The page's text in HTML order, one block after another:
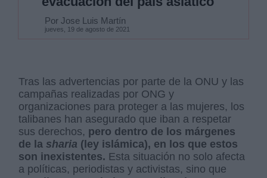
Por Jose Luis Martín
jueves, 19 de agosto de 2021
Tras las advertencias por parte de la ONU y las
campañas realizadas por ONG y
organizaciones para proteger a las mujeres, los
talibanes han asegurado que iban a respetar
sus derechos, pero dentro de los márgenes
de la sharia (ley islámica), en los que estos
son inexistentes. Esta situación no solo afecta
a políticas, periodistas y activistas, sino que